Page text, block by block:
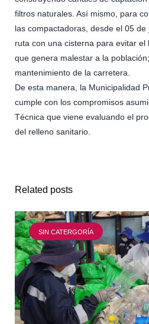
filtros naturales. Así mismo, para
las compactadoras, desde el 05
ruta con una cisterna para evitar
que genera malestar a la
mantenimiento de la carretera.
De esta manera, la Municipalidad
cumple con los compromisos
Técnica que viene evaluando el
del relleno sanitario.
Related posts
SIN CATERGORÍA